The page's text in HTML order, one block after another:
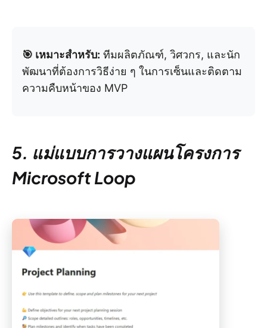
🎯 เหมาะสำหรับ: ทีมผลิตภัณฑ์, วิศวกร, และนัก
พัฒนาที่ต้องการวิธีง่าย ๆ ในการเซ็นและติดตาม
ความคืบหน้าของ MVP
5. แม่แบบการวางแผนโครงการ
Microsoft Loop